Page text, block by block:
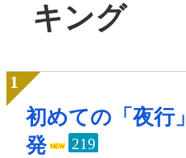
キング
初めての「夜行
発
219